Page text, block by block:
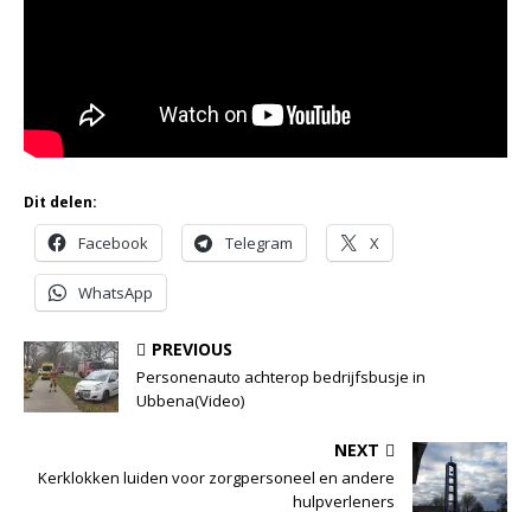
Dit delen:
Facebook Telegram X
WhatsApp
PREVIOUS
Personenauto achterop bedrijfsbusje in
Ubbena(Video)
NEXT
Kerklokken luiden voor zorgpersoneel en andere
hulpverleners